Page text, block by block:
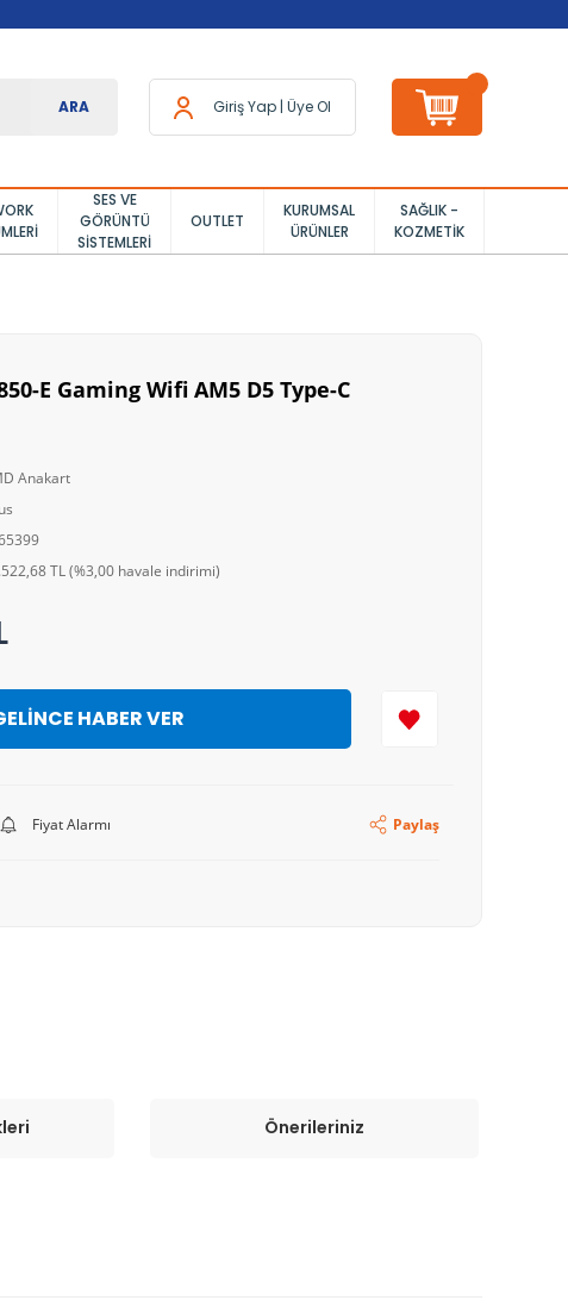
ARA Giriş Yap Üye Ol
SES VE
GÖRÜNTÜ
SISTEMLERI
OUTLET
KURUMSAL
ÜRÜNLER
SAĞLIK -
KOZMETIK
E Gaming Wifi AM5 D5 Type-C
Anakart
TL (%3,00 havale indirimi)
HABER VER
Fiyat Alarmı Paylaş
Önerileriniz